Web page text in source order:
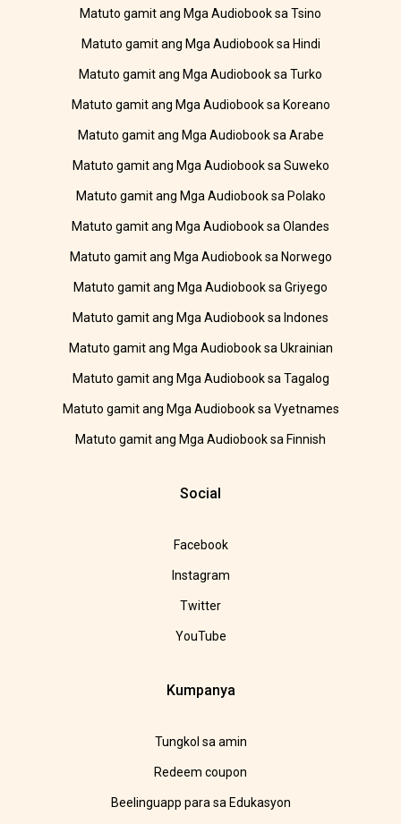
Matuto gamit ang Mga Audiobook sa Tsino
Matuto gamit ang Mga Audiobook sa Hindi
Matuto gamit ang Mga Audiobook sa Turko
Matuto gamit ang Mga Audiobook sa Koreano
Matuto gamit ang Mga Audiobook sa Arabe
Matuto gamit ang Mga Audiobook sa Suweko
Matuto gamit ang Mga Audiobook sa Polako
Matuto gamit ang Mga Audiobook sa Olandes
Matuto gamit ang Mga Audiobook sa Norwego
Matuto gamit ang Mga Audiobook sa Griyego
Matuto gamit ang Mga Audiobook sa Indones
Matuto gamit ang Mga Audiobook sa Ukrainian
Matuto gamit ang Mga Audiobook sa Tagalog
Matuto gamit ang Mga Audiobook sa Vyetnames
Matuto gamit ang Mga Audiobook sa Finnish
Social
Facebook
Instagram
Twitter
YouTube
Kumpanya
Tungkol sa amin
Redeem coupon
Beelinguapp para sa Edukasyon